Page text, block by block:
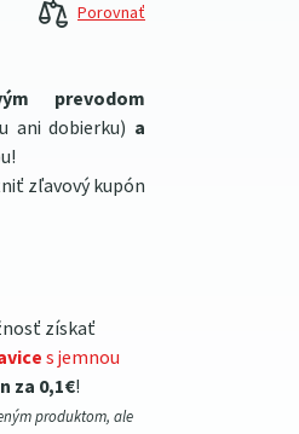
prevodom
ani dobierku) a
zľavový kupón
získať
s jemnou
za 0,1€!
produktom, ale
Porovnať